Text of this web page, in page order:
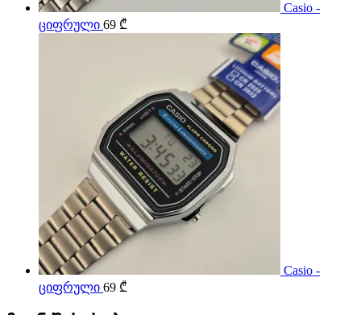
Casio -
ციფრული 69 ₾
Casio -
ციფრული 69 ₾